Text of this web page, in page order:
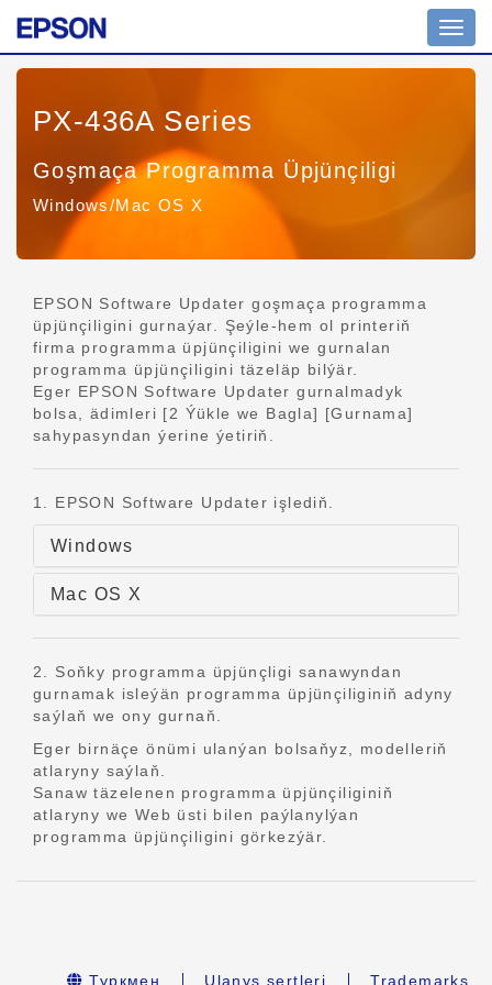
geçir
PX-436A Series
Goşmaça Programma Üpjünçiligi
Windows/Mac OS X
EPSON Software Updater goşmaça programma
üpjünçiligini gurnaýar. Şeýle-hem ol printeriň
firma programma üpjünçiligini we gurnalan
programma üpjünçiligini täzeläp bilýär.
Eger EPSON Software Updater gurnalmadyk
bolsa, ädimleri [2 Ýükle we Bagla] [Gurnama]
sahypasyndan ýerine ýetiriň.
1. EPSON Software Updater işlediň.
Windows
Mac OS X
2. Soňky programma üpjünçligi sanawyndan
gurnamak isleýän programma üpjünçiliginiň adyny
saýlaň we ony gurnaň.
Eger birnäçe önümi ulanýan bolsaňyz, modelleriň
atlaryny saýlaň.
Sanaw täzelenen programma üpjünçiliginiň
atlaryny we Web üsti bilen paýlanylýan
programma üpjünçiligini görkezýär.
Туркмен Ulanyş şertleri Trademarks